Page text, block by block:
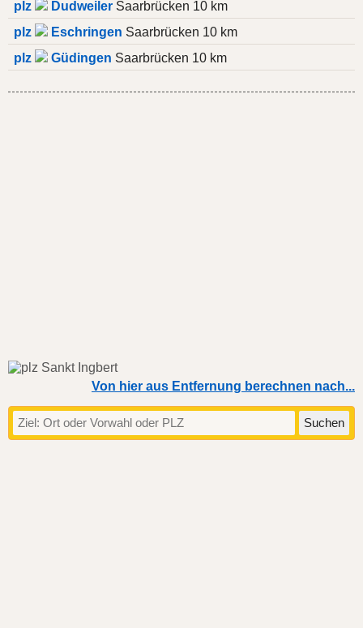
plz
Dudweiler Saarbrücken 10 km
plz
Eschringen Saarbrücken 10 km
plz
Güdingen Saarbrücken 10 km
Von hier aus Entfernung berechnen nach...